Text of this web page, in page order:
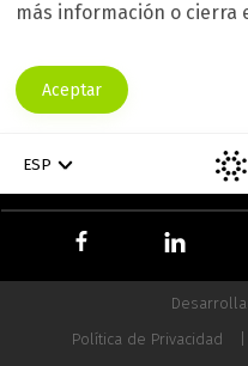
más información o cierra
Aceptar
ESP
Servicio de
Empresa
ESP
Política de Privacidad